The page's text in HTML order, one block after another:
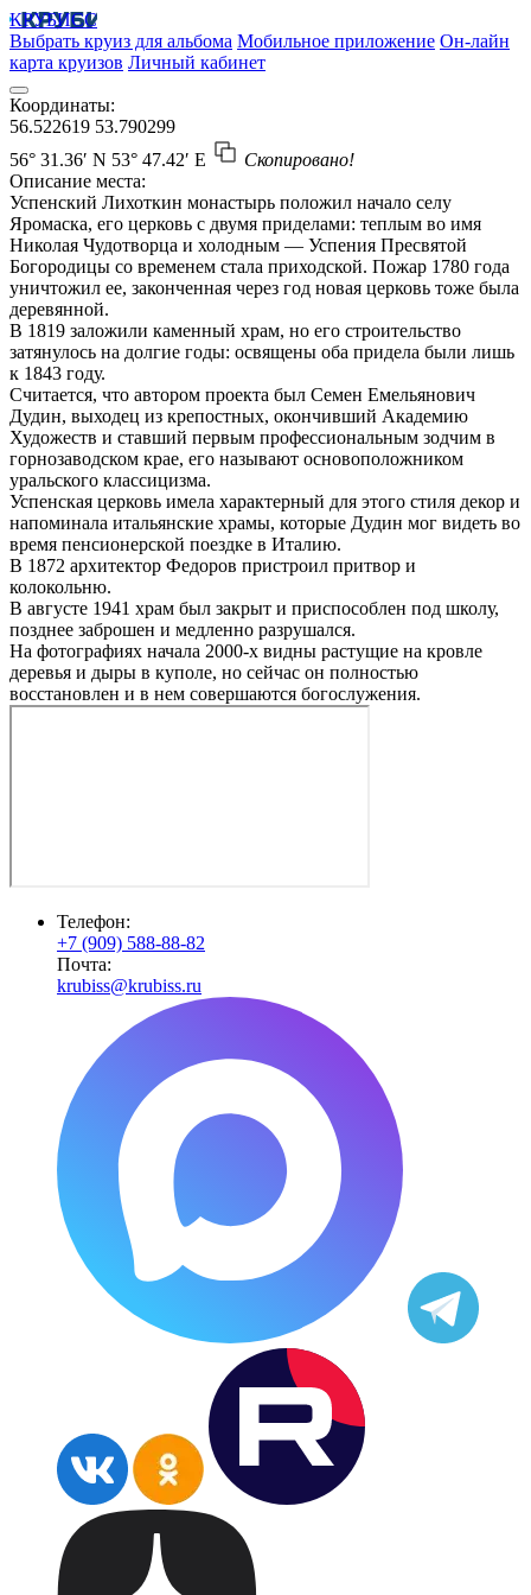
КРУБИСС
Выбрать круиз для альбома Мобильное приложение Он-лайн
карта круизов Личный кабинет
Координаты:
56.522619 53.790299
56° 31.36′ N 53° 47.42′ E
Скопировано!
Описание места:
Успенский Лихоткин монастырь положил начало селу
Яромаска, его церковь с двумя приделами: теплым во имя
Николая Чудотворца и холодным — Успения Пресвятой
Богородицы со временем стала приходской. Пожар 1780 года
уничтожил ее, законченная через год новая церковь тоже была
деревянной.
В 1819 заложили каменный храм, но его строительство
затянулось на долгие годы: освящены оба придела были лишь
к 1843 году.
Считается, что автором проекта был Семен Емельянович
Дудин, выходец из крепостных, окончивший Академию
Художеств и ставший первым профессиональным зодчим в
горнозаводском крае, его называют основоположником
уральского классицизма.
Успенская церковь имела характерный для этого стиля декор и
напоминала итальянские храмы, которые Дудин мог видеть во
время пенсионерской поездке в Италию.
В 1872 архитектор Федоров пристроил притвор и
колокольню.
В августе 1941 храм был закрыт и приспособлен под школу,
позднее заброшен и медленно разрушался.
На фотографиях начала 2000-х видны растущие на кровле
деревья и дыры в куполе, но сейчас он полностью
восстановлен и в нем совершаются богослужения.
Телефон:
+7 (909) 588-88-82
Почта:
krubiss@krubiss.ru